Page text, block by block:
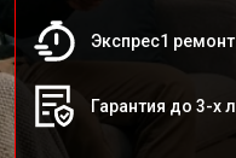
Экспрес1
Гарантия до 3-х